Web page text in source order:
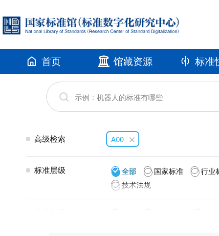
首页 馆藏资源 标准
高级检索 A00
标准层级 全部 国家标准
行业
技术法规
发布年代